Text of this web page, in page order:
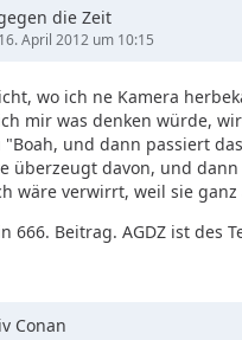
die Zeit
16. April 2012 um 10:15
wo ich ne Kamera
mir was denken würde,
"Boah, und dann passiert
überzeugt davon, und dann
wäre verwirrt, weil sie ganz
666. Beitrag. AGDZ ist des
Conan